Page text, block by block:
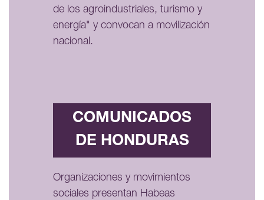
de los agroindustriales, turismo y
energía" y convocan a movilización
nacional.
COMUNICADOS
DE HONDURAS
Organizaciones y movimientos
sociales presentan Habeas